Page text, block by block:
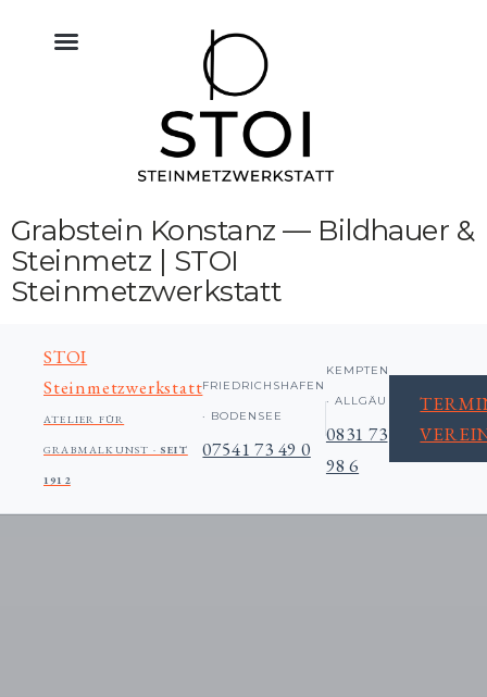
Grabstein Konstanz — Bildhauer &
Steinmetz | STOI
Steinmetzwerkstatt
STOI
Steinmetzwerkstatt
ATELIER FÜR
GRABMALKUNST · SEIT
1912
FRIEDRICHSHAFEN
· BODENSEE
07541 73 49 0
KEMPTEN
· ALLGÄU
0831 73
98 6